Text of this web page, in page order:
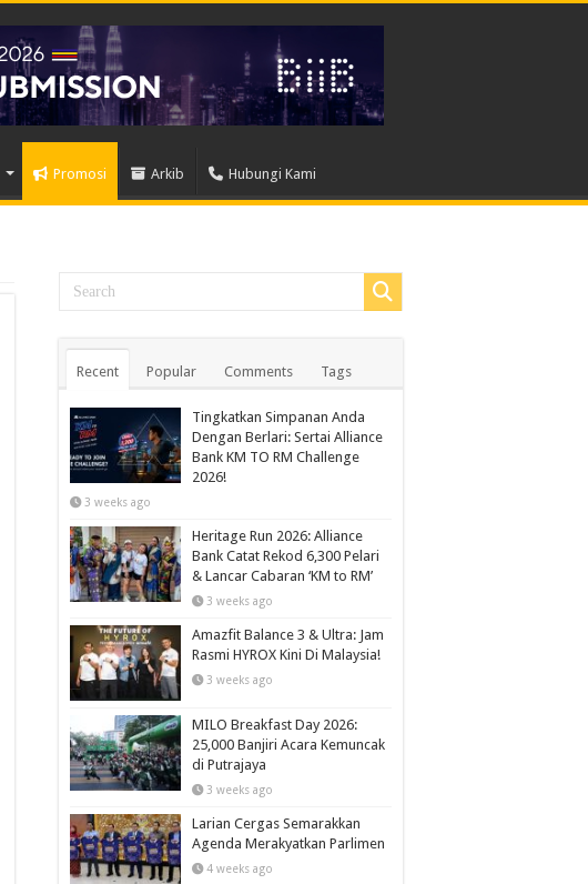
Promosi Arkib Hubungi Kami
Recent Popular Comments Tags
Tingkatkan Simpanan Anda
Dengan Berlari: Sertai Alliance
Bank KM TO RM Challenge
2026!
3 weeks ago
Heritage Run 2026: Alliance
Bank Catat Rekod 6,300 Pelari
& Lancar Cabaran ‘KM to RM’
3 weeks ago
Amazfit Balance 3 & Ultra: Jam
Rasmi HYROX Kini Di Malaysia!
3 weeks ago
MILO Breakfast Day 2026:
25,000 Banjiri Acara Kemuncak
di Putrajaya
3 weeks ago
Larian Cergas Semarakkan
Agenda Merakyatkan Parlimen
4 weeks ago